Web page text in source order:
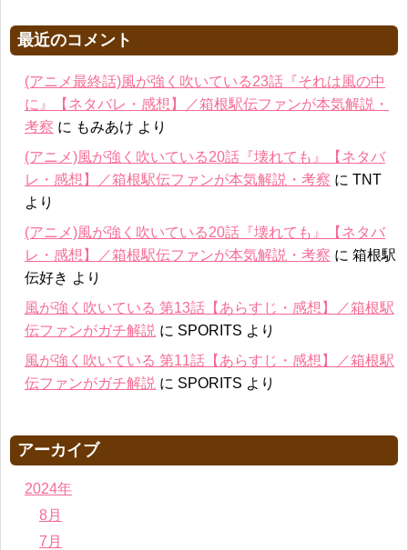
最近のコメント
(アニメ最終話)風が強く吹いている23話『それは風の中
に』【ネタバレ・感想】／箱根駅伝ファンが本気解説・
考察 に もみあけ より
(アニメ)風が強く吹いている20話『壊れても』【ネタバ
レ・感想】／箱根駅伝ファンが本気解説・考察 に TNT
より
(アニメ)風が強く吹いている20話『壊れても』【ネタバ
レ・感想】／箱根駅伝ファンが本気解説・考察 に 箱根駅
伝好き より
風が強く吹いている 第13話【あらすじ・感想】／箱根駅
伝ファンがガチ解説 に SPORITS より
風が強く吹いている 第11話【あらすじ・感想】／箱根駅
伝ファンがガチ解説 に SPORITS より
アーカイブ
2024年
8月
7月